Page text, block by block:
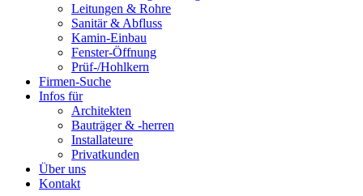
Leitungen & Rohre
Sanitär & Abfluss
Kamin-Einbau
Fenster-Öffnung
Prüf-/Hohlkern
Firmen-Suche
Infos für
Architekten
Bauträger & -herren
Installateure
Privatkunden
Über uns
Kontakt